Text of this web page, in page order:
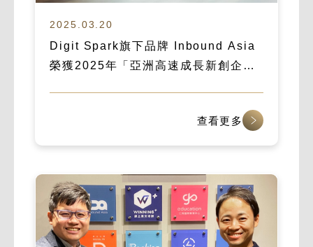
2025.03.20
Digit Spark旗下品牌 Inbound Asia
榮獲2025年「亞洲高速成長新創企
查看更多